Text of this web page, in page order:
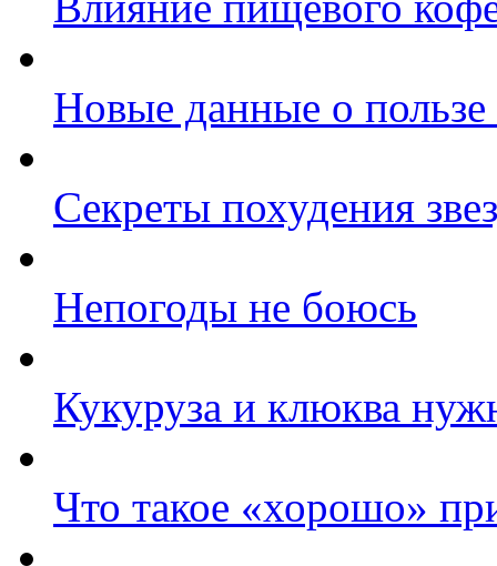
Новые данные о
Секреты похудения
Непогоды не боюсь
Кукуруза и клюква
Что такое «хорошо»